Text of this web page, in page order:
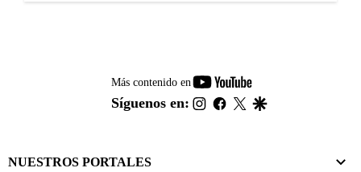
Más contenido en
youtube-
footer
Síguenos en: instagram
facebook
twitter
NUESTROS PORTALES